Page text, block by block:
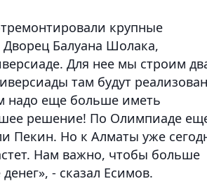
крупные
Балуана Шолака,
Для нее мы строим
там будут
надо еще больше иметь
решение! По Олимпиаде
Пекин. Но к Алматы уже
Нам важно, чтобы больше
- сказал Есимов.